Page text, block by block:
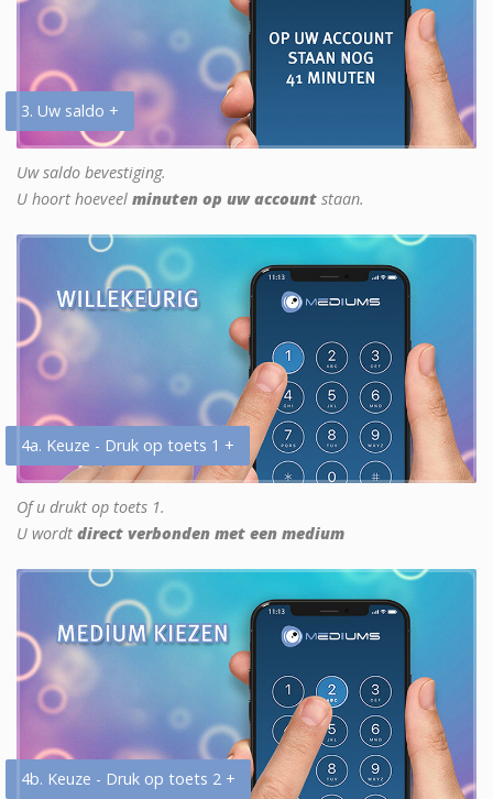
3. Uw saldo +
Uw saldo bevestiging.
U hoort hoeveel minuten op uw account staan.
4a. Keuze - Druk op toets 1 +
Of u drukt op toets 1.
U wordt direct verbonden met een medium
4b. Keuze - Druk op toets 2 +